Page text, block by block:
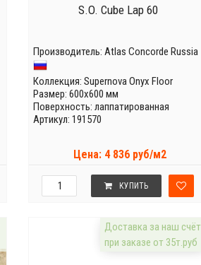
S.O. Cube Lap 60
Производитель: Atlas Concorde Russia
Коллекция: Supernova Onyx Floor
Размер: 600x600 мм
Поверхность: лаппатированная
Артикул: 191570
Цена: 4 836 руб/м2
КУПИТЬ
Доставка за наш счёт
при заказе от 35т.руб